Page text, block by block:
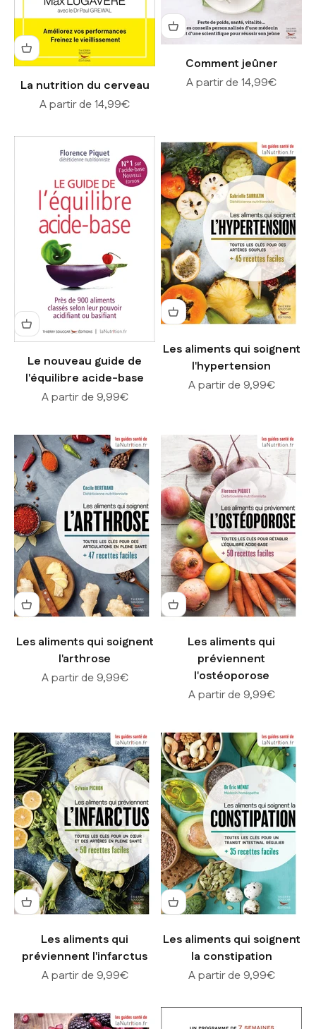
La nutrition du cerveau
Prix de vente
A partir de 14,99€
Comment jeûner
Prix de vente
A partir de 14,99€
Le nouveau guide de
l'équilibre acide-base
Prix de vente
A partir de 9,99€
Les aliments qui soignent
l'hypertension
Prix de vente
A partir de 9,99€
Les aliments qui soignent
l'arthrose
Prix de vente
A partir de 9,99€
Les aliments qui
préviennent
l'ostéoporose
Prix de vente
A partir de 9,99€
Les aliments qui
préviennent l'infarctus
Prix de vente
A partir de 9,99€
Les aliments qui soignent
la constipation
Prix de vente
A partir de 9,99€